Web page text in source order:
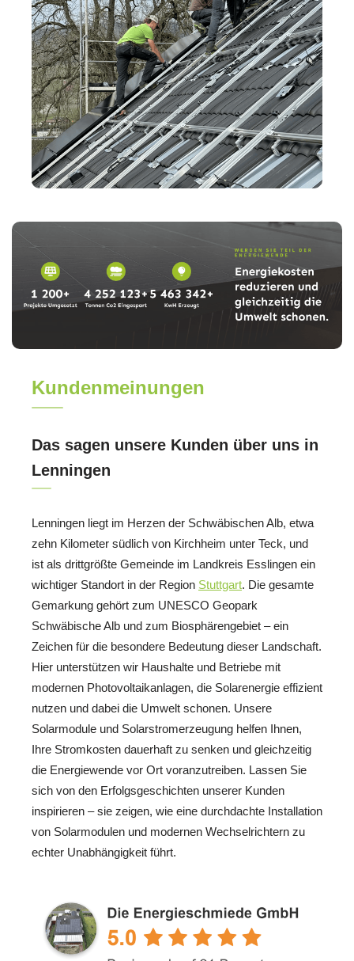
Kundenmeinungen
Das sagen unsere Kunden über uns in
Lenningen
Lenningen liegt im Herzen der Schwäbischen Alb, etwa
zehn Kilometer südlich von Kirchheim unter Teck, und
ist als drittgrößte Gemeinde im Landkreis Esslingen ein
wichtiger Standort in der Region Stuttgart. Die gesamte
Gemarkung gehört zum UNESCO Geopark
Schwäbische Alb und zum Biosphärengebiet – ein
Zeichen für die besondere Bedeutung dieser Landschaft.
Hier unterstützen wir Haushalte und Betriebe mit
modernen Photovoltaikanlagen, die Solarenergie effizient
nutzen und dabei die Umwelt schonen. Unsere
Solarmodule und Solarstromerzeugung helfen Ihnen,
Ihre Stromkosten dauerhaft zu senken und gleichzeitig
die Energiewende vor Ort voranzutreiben. Lassen Sie
sich von den Erfolgsgeschichten unserer Kunden
inspirieren – sie zeigen, wie eine durchdachte Installation
von Solarmodulen und modernen Wechselrichtern zu
echter Unabhängigkeit führt.